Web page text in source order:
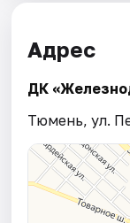
Адрес
ДК
Тюмень, ул.